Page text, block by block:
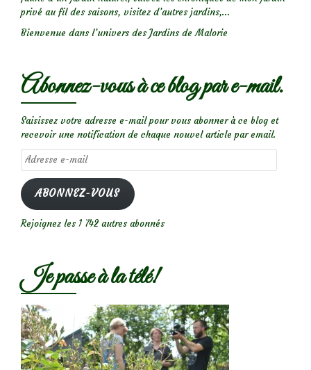
privé au fil des saisons, visitez d’autres jardins,...
Bienvenue dans l’univers des Jardins de Malorie
Abonnez-vous à ce blog par e-mail.
Saisissez votre adresse e-mail pour vous abonner à ce blog et
recevoir une notification de chaque nouvel article par email.
Adresse
e-
mail
ABONNEZ-VOUS
Rejoignez les 1 742 autres abonnés
Je passe à la télé!